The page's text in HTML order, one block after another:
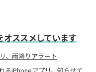
ススメしています
、雨降りアラート